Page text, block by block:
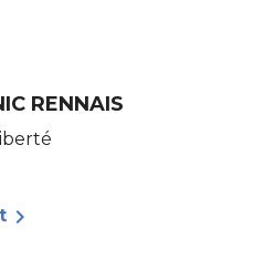
RENNAIS
